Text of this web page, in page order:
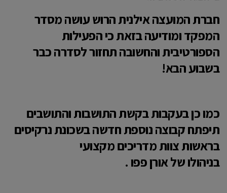
חברת המועצה אילנית הרוש עושה מסדר
המפקד ומודיעה בזאת כי הפעילות
הספורטיבית והחשובה תחזור לסדרה כבר
בשבוע הבא!
כמו כן בעקבות בקשת התושבות והתושבים
תיפתח קבוצה נוספת חדשה בשכונת נרקיסים
בראשות צוות מדריכים מקצועי
בניהולו של אורן פפו .